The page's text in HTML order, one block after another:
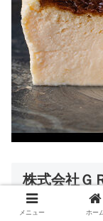
株式会社Ｇ
国冷凍配送
らかバスチ
メニュー ホー